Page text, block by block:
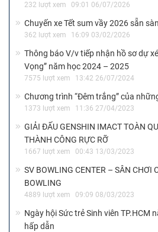
232 lượt xem 09:01 06/07/2026
Chuyến xe Tết sum vầy 2026 sẵn
362 lượt xem 16:09 03/02/2026
Thông báo V/v tiếp nhận hồ sơ dự
Vọng” năm học 2024 – 2025
7575 lượt xem 13:42 26/07/2024
Chương trình “Đêm trắng” của
1373 lượt xem 11:36 27/04/2023
GIẢI ĐẤU GENSHIN IMACT TOÀN
THÀNH CÔNG RỰC RỠ
1667 lượt xem 00:43 13/03/2023
SV BOWLING CENTER – SÂN CHƠI
BOWLING
4889 lượt xem 09:09 08/03/2023
Ngày hội Sức trẻ Sinh viên TP.HCM
hấp dẫn